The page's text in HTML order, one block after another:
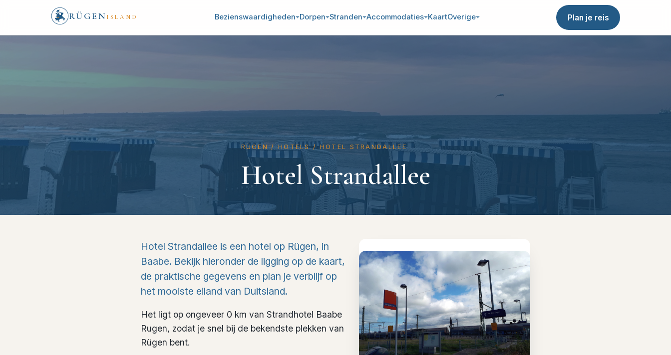
RÜGEN ISLAND Bezienswaardigheden Dorpen Stranden Accommodaties KaartOverige Plan je reis
RÜGEN/ HOTELS/ HOTEL STRANDALLEE
Hotel Strandallee
Hotel Strandallee is een hotel op Rügen, in
Baabe. Bekijk hieronder de ligging op de kaart,
de praktische gegevens en plan je verblijf op
het mooiste eiland van Duitsland.
Het ligt op ongeveer 0 km van Strandhotel Baabe
Rugen, zodat je snel bij de bekendste plekken van
Rügen bent.